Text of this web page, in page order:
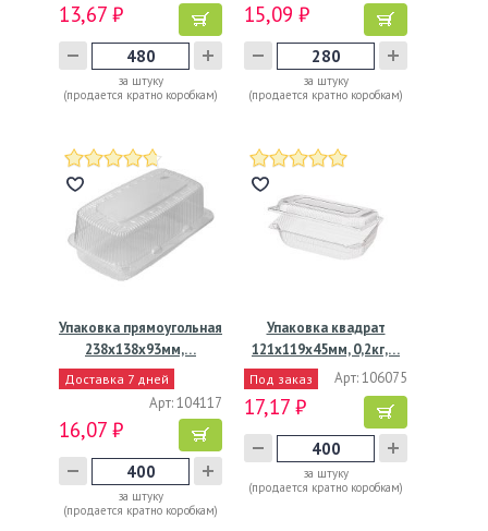
13,67 ₽
за штуку
(продается кратно коробкам)
15,09 ₽
за штуку
(продается кратно коробкам)
Упаковка прямоугольная
238x138x93мм,…
Доставка 7 дней
Арт: 104117
16,07 ₽
за штуку
(продается кратно коробкам)
Упаковка квадрат
121х119х45мм, 0,2кг,…
Под заказ Арт: 106075
17,17 ₽
за штуку
(продается кратно коробкам)